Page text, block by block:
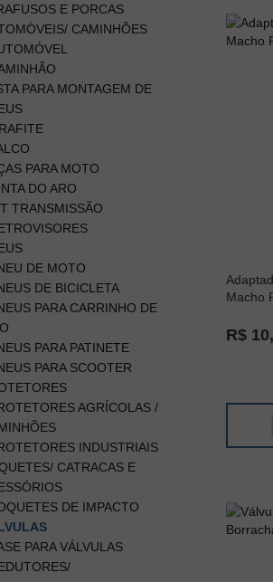
E PORCAS
CAMINHÕES
PARA MONTAGEM DE
PARA MOTO
DO ARO
TRANSMISSÃO
DE MOTO
DE BICICLETA
PARA CARRINHO DE
PARA PATINETE
PARA SCOOTER
AGRÍCOLAS /
INDUSTRIAIS
CATRACAS E
DE IMPACTO
PARA VÁLVULAS
Macho
R$